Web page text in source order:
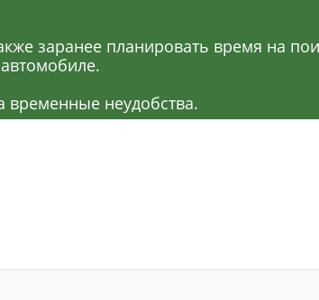
заранее планировать время на
временные неудобства.